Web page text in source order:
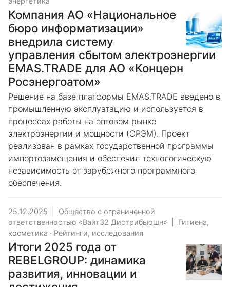
Компания АО «Национальное
бюро информатизации»
внедрила систему
управления сбытом электроэнергии
ЕMAS.TRADE для АО «Концерн
Росэнергоатом»
Решение на базе платформы EMAS.TRADE введено в
промышленную эксплуатацию и используется в
процессах работы на оптовом рынке
электроэнергии и мощности (ОРЭМ). Проект
реализован в рамках государственной программы
импортозамещения и обеспечил технологическую
независимость от зарубежного программного
обеспечения.
25.12.2025
Общество с ограниченной
ответственностью «Вайт32 Дистрибьюшн»
Гигиена,
косметика · Рейтинги, исследования
Итоги 2025 года от
REBELGROUP: динамика
развития, инновации и